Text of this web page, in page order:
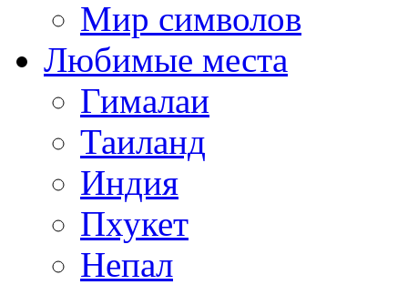
Мир символов
Любимые места
Гималаи
Таиланд
Индия
Пхукет
Непал